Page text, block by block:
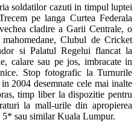
soldatilor cazuti in timpul luptei
pe langa Curtea Federala
cladire a Garii Centrale, o
Clubul de Cricket
si Palatul Regelui flancat la
calare sau pe jos, imbracate in
Stop fotografic la Turnurile
2004 desemnate cele mai inalte
timp liber la dispozitie pentru
la mall-urile din apropierea
sau similar Kuala Lumpur.